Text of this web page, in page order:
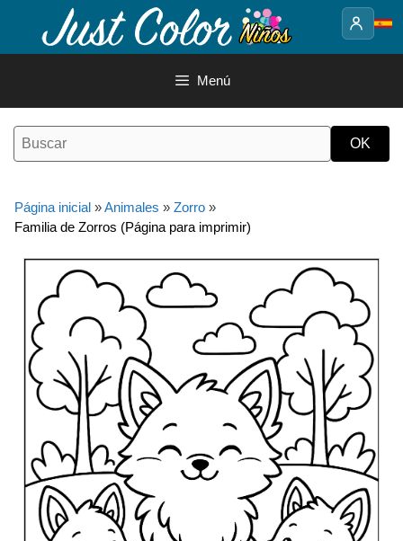
contenido
Menú
Página inicial »Animales » Zorro »
Familia de Zorros (Página para imprimir)